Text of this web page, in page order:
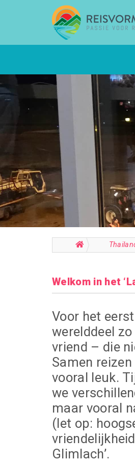
Welkom in het
Voor het
werelddeel
vriend – die
Samen
vooral leuk.
we
maar vooral
(let op:
Glimlach’.